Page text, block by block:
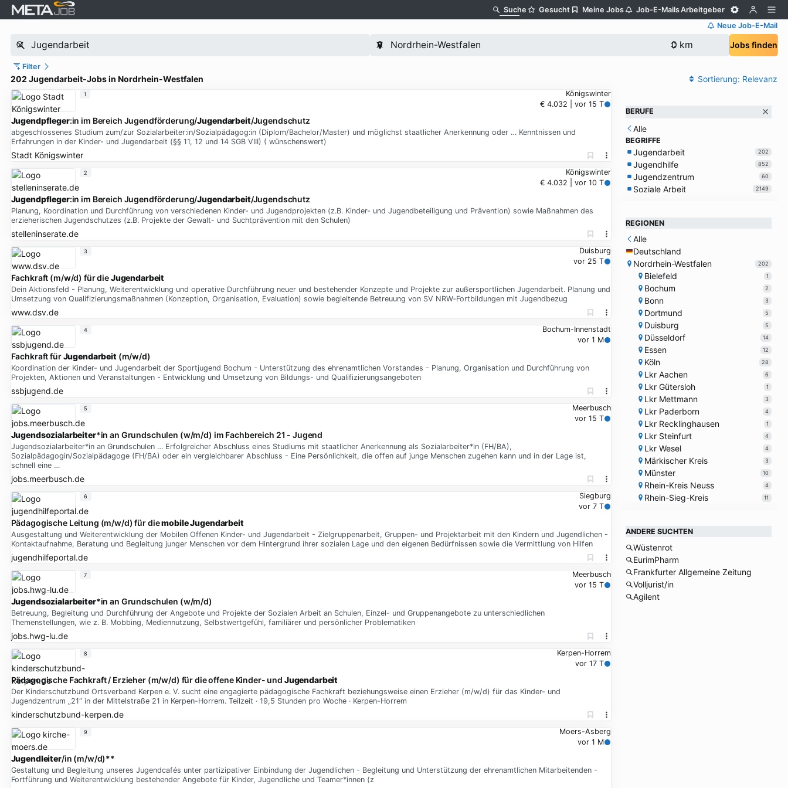
Suche Gesucht Meine Jobs Job-E-MailsArbeitgeber
Neue Job-E-Mail
Jobs finden
Filter
202 Jugendarbeit-Jobs in Nordrhein-Westfalen Sortierung: Relevanz
Königswinter
€ 4.032 | vor 15 T
Jugendpfleger:in im Bereich Jugendförderung/Jugendarbeit/Jugendschutz
abgeschlossenes Studium zum/zur Sozialarbeiter:in/Sozialpädagog:in (Diplom/Bachelor/Master) und möglichst staatlicher Anerkennung oder … Kenntnissen und
Erfahrungen in der Kinder- und Jugendarbeit (§§ 11, 12 und 14 SGB VIII) ( wünschenswert)
Stadt Königswinter
1
Königswinter
€ 4.032 | vor 10 T
Jugendpfleger:in im Bereich Jugendförderung/Jugendarbeit/Jugendschutz
Planung, Koordination und Durchführung von verschiedenen Kinder- und Jugendprojekten (z.B. Kinder- und Jugendbeteiligung und Prävention) sowie Maßnahmen des
erzieherischen Jugendschutzes (z.B. Projekte der Gewalt- und Suchtprävention mit den Schulen)
stelleninserate.de
2
Duisburg
vor 25 T
Fachkraft (m/w/d) für dieJugendarbeit
Dein Aktionsfeld - Planung, Weiterentwicklung und operative Durchführung neuer und bestehender Konzepte und Projekte zur außersportlichen Jugendarbeit. Planung und
Umsetzung von Qualifizierungsmaßnahmen (Konzeption, Organisation, Evaluation) sowie begleitende Betreuung von SV NRW‑Fortbildungen mit Jugendbezug
www.dsv.de
3
Bochum-Innenstadt
vor 1 M
Fachkraft fürJugendarbeit (m/w/d)
Koordination der Kinder- und Jugendarbeit der Sportjugend Bochum - Unterstützung des ehrenamtlichen Vorstandes - Planung, Organisation und Durchführung von
Projekten, Aktionen und Veranstaltungen - Entwicklung und Umsetzung von Bildungs- und Qualifizierungsangeboten
ssbjugend.de
4
Meerbusch
vor 15 T
Jugendsozialarbeiter*in an Grundschulen (w/m/d) im Fachbereich 21 - Jugend
Jugendsozialarbeiter*in an Grundschulen … Erfolgreicher Abschluss eines Studiums mit staatlicher Anerkennung als Sozialarbeiter*in (FH/BA),
Sozialpädagogin/Sozialpädagoge (FH/BA) oder ein vergleichbarer Abschluss - Eine Persönlichkeit, die offen auf junge Menschen zugehen kann und in der Lage ist,
schnell eine …
jobs.meerbusch.de
5
Siegburg
vor 7 T
Pädagogische Leitung (m/w/d) für diemobile Jugendarbeit
Ausgestaltung und Weiterentwicklung der Mobilen Offenen Kinder- und Jugendarbeit - Zielgruppenarbeit, Gruppen- und Projektarbeit mit den Kindern und Jugendlichen -
Kontaktaufnahme, Beratung und Begleitung junger Menschen vor dem Hintergrund ihrer sozialen Lage und den eigenen Bedürfnissen sowie die Vermittlung von Hilfen
jugendhilfeportal.de
6
Meerbusch
vor 15 T
Jugendsozialarbeiter*in an Grundschulen (w/m/d)
Betreuung, Begleitung und Durchführung der Angebote und Projekte der Sozialen Arbeit an Schulen, Einzel- und Gruppenangebote zu unterschiedlichen
Themenstellungen, wie z. B. Mobbing, Mediennutzung, Selbstwertgefühl, familiärer und persönlicher Problematiken
jobs.hwg-lu.de
7
Kerpen-Horrem
vor 17 T
Pädagogische Fachkraft / Erzieher (m/w/d) für die offene Kinder- und Jugendarbeit
Der Kinderschutzbund Ortsverband Kerpen e. V. sucht eine engagierte pädagogische Fachkraft beziehungsweise einen Erzieher (m/w/d) für das Kinder- und
Jugendzentrum „21“ in der Mittelstraße 21 in Kerpen-Horrem. Teilzeit · 19,5 Stunden pro Woche · Kerpen-Horrem
kinderschutzbund-kerpen.de
8
Moers-Asberg
vor 1 M
Jugendleiter/in (m/w/d)**
Gestaltung und Begleitung unseres Jugendcafés unter partizipativer Einbindung der Jugendlichen - Begleitung und Unterstützung der ehrenamtlichen Mitarbeitenden -
Fortführung und Weiterentwicklung bestehender Angebote für Kinder, Jugendliche und Teamer*innen (z
9
BERUFE
Alle
BEGRIFFE
Jugendarbeit 202
Jugendhilfe 852
Jugendzentrum 60
Soziale Arbeit 2149
REGIONEN
Alle
Deutschland
Nordrhein-Westfalen
202
Bielefeld 1
Bochum 2
Bonn 3
Dortmund 5
Duisburg 5
Düsseldorf 14
Essen 12
Köln 28
Lkr Aachen 6
Lkr Gütersloh 1
Lkr Mettmann 3
Lkr Paderborn 4
Lkr Recklinghausen 1
Lkr Steinfurt 4
Lkr Wesel 4
Märkischer Kreis 3
Münster 10
Rhein-Kreis Neuss 4
Rhein-Sieg-Kreis 11
ANDERE SUCHTEN
Wüstenrot
EurimPharm
Frankfurter Allgemeine Zeitung
Volljurist/in
Agilent